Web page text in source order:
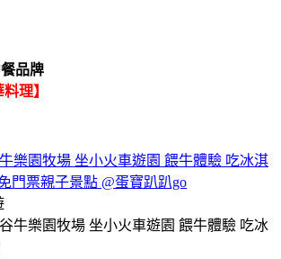
品牌
理】
樂園牧場 坐小火車遊園 餵牛體驗 吃冰淇
門票親子景點 @蛋寶趴趴go